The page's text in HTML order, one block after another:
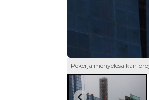
Pekerja menyelesaikan